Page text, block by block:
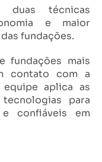
duas técnicas
e maior
fundações.
fundações mais
contato com a
equipe aplica as
para
confiáveis em